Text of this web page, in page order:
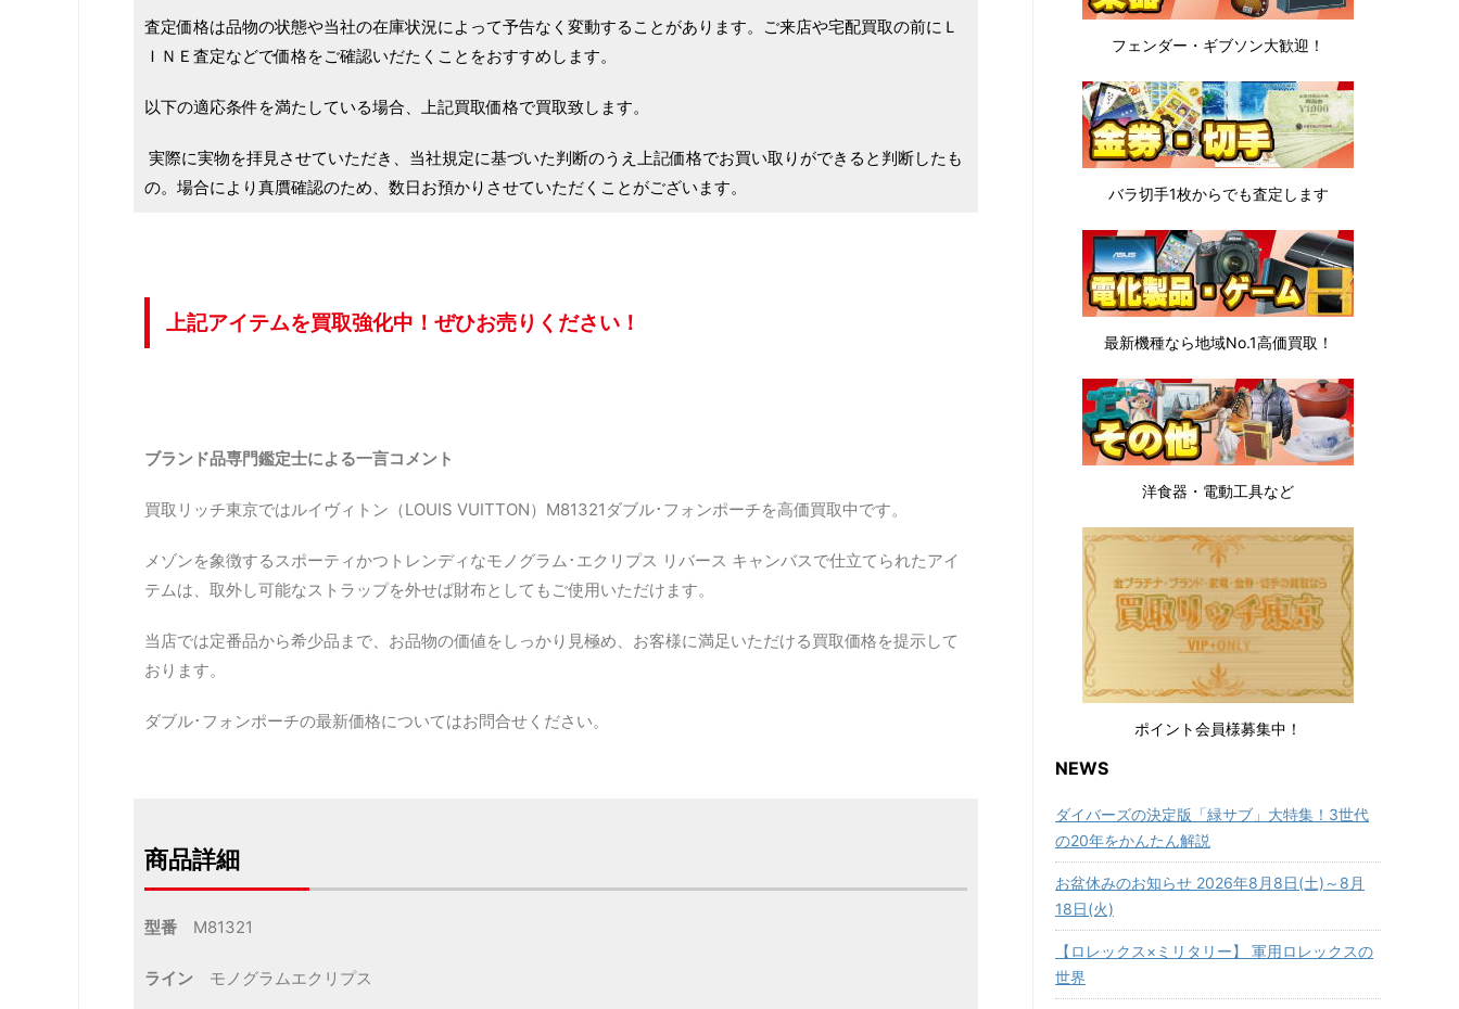
査定価格は品物の状態や当社の在庫状況によって予告なく変動することがあります。ご来店や宅配買取の前にＬ
ＩＮＥ査定などで価格をご確認いだたくことをおすすめします。
以下の適応条件を満たしている場合、上記買取価格で買取致します。
実際に実物を拝見させていただき、当社規定に基づいた判断のうえ上記価格でお買い取りができると判断したも
の。場合により真贋確認のため、数日お預かりさせていただくことがございます。
上記アイテムを買取強化中！ぜひお売りください！
ブランド品専門鑑定士による一言コメント
買取リッチ東京ではルイヴィトン（LOUIS VUITTON）M81321ダブル･フォンポーチを高価買取中です。
メゾンを象徴するスポーティかつトレンディなモノグラム･エクリプス リバース キャンバスで仕立てられたアイ
テムは、取外し可能なストラップを外せば財布としてもご使用いただけます。
当店では定番品から希少品まで、お品物の価値をしっかり見極め、お客様に満足いただける買取価格を提示して
おります。
ダブル･フォンポーチの最新価格についてはお問合せください。
商品詳細
型番 M81321
ライン モノグラムエクリプス
フェンダー・ギブソン大歓迎！
バラ切手1枚からでも査定します
最新機種なら地域No.1高価買取！
洋食器・電動工具など
ポイント会員様募集中！
NEWS
ダイバーズの決定版「緑サブ」大特集！3世代
の20年をかんたん解説
お盆休みのお知らせ 2026年8月8日(土)～8月
18日(火)
【ロレックス×ミリタリー】 軍用ロレックスの
世界